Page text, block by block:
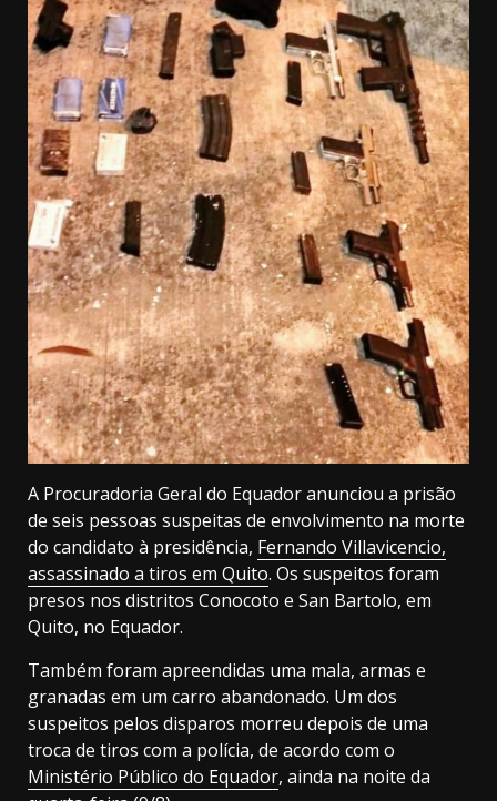
A Procuradoria Geral do Equador anunciou a prisão
de seis pessoas suspeitas de envolvimento na morte
do candidato à presidência, Fernando Villavicencio,
assassinado a tiros em Quito. Os suspeitos foram
presos nos distritos Conocoto e San Bartolo, em
Quito, no Equador.
Também foram apreendidas uma mala, armas e
granadas em um carro abandonado. Um dos
suspeitos pelos disparos morreu depois de uma
troca de tiros com a polícia, de acordo com o
Ministério Público do Equador, ainda na noite da